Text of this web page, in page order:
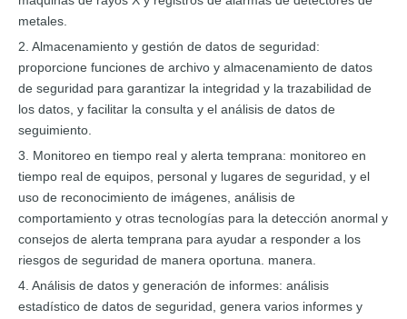
metales.
2. Almacenamiento y gestión de datos de seguridad:
proporcione funciones de archivo y almacenamiento de datos
de seguridad para garantizar la integridad y la trazabilidad de
los datos, y facilitar la consulta y el análisis de datos de
seguimiento.
3. Monitoreo en tiempo real y alerta temprana: monitoreo en
tiempo real de equipos, personal y lugares de seguridad, y el
uso de reconocimiento de imágenes, análisis de
comportamiento y otras tecnologías para la detección anormal y
consejos de alerta temprana para ayudar a responder a los
riesgos de seguridad de manera oportuna. manera.
4. Análisis de datos y generación de informes: análisis
estadístico de datos de seguridad, genera varios informes y